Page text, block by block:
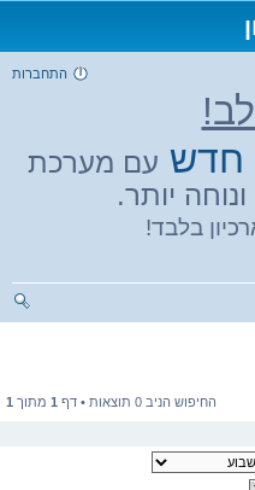
התחברות
חדש עם מערכת
יותר.
בלבד!
החיפוש הניב 0 תוצאות • דף
1 מתוך 1